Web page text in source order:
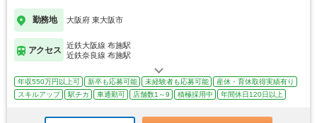
勤務地 大阪府 東大阪市
アクセス
近鉄大阪線 布施駅
近鉄奈良線 布施駅
年収550万円以上可 新卒も応募可能 未経験者も応募可能
産休・育休取得実績有り
スキルアップ
駅チカ 車通勤可 店舗数1～9 積極採用中 年間休日120日以上